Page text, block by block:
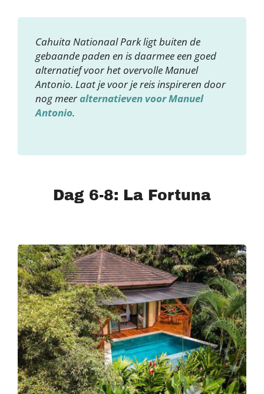
Cahuita Nationaal Park ligt buiten de
gebaande paden en is daarmee een goed
alternatief voor het overvolle Manuel
Antonio. Laat je voor je reis inspireren door
nog meeralternatieven voor Manuel
Antonio.
Dag 6-8: La Fortuna